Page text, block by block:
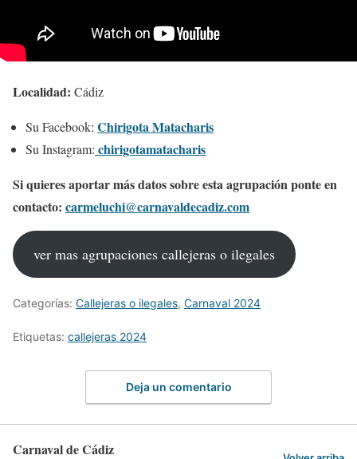
Localidad: Cádiz
Su Facebook: Chirigota Matacharis
Su Instagram: chirigotamatacharis
Si quieres aportar más datos sobre esta agrupación ponte en
contacto: carmeluchi@carnavaldecadiz.com
ver mas agrupaciones callejeras o ilegales
Categorías: Callejeras o ilegales, Carnaval 2024
Etiquetas: callejeras 2024
Deja un comentario
Carnaval de Cádiz